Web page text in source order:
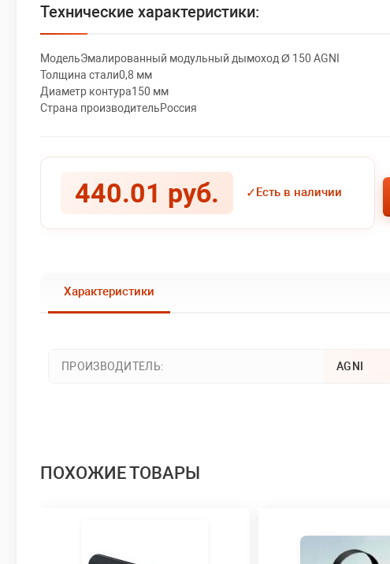
Технические характеристики:
МодельЭмалированный модульный дымоход Ø 150 AGNI
Толщина стали0,8 мм
Диаметр контура150 мм
Страна производительРоссия
440.01 руб. ✓Есть в наличии
Характеристики
ПРОИЗВОДИТЕЛЬ: AGNI
ПОХОЖИЕ ТОВАРЫ